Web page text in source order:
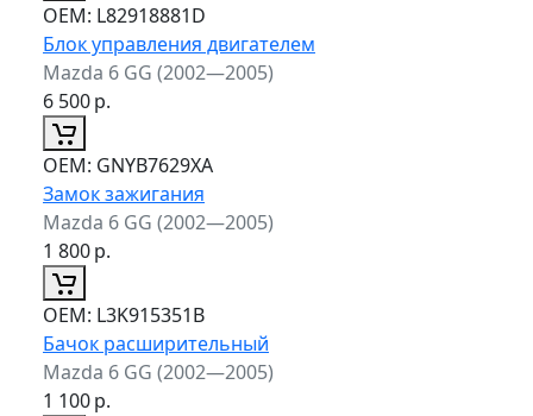
ОЕМ: L82918881D
Блок управления двигателем
Mazda 6 GG (2002—2005)
6 500р.
ОЕМ: GNYB7629XA
Замок зажигания
Mazda 6 GG (2002—2005)
1 800р.
ОЕМ: L3K915351B
Бачок расширительный
Mazda 6 GG (2002—2005)
1 100р.